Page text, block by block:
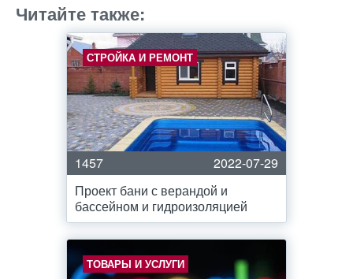
Читайте также:
СТРОЙКА И РЕМОНТ
1457
2022-07-29
Проект бани с верандой и
бассейном и гидроизоляцией
ТОВАРЫ И УСЛУГИ